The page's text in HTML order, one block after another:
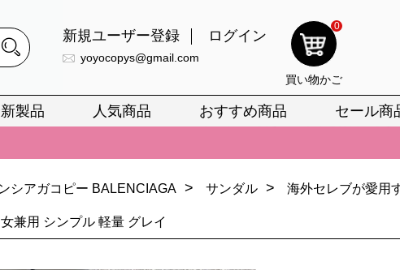
新規ユーザー登録 ログイン
yoyocopys@gmail.com
0
買い物かご
製品 人気商品 おすすめ商品 セール商
ーパーコピーのみ取扱い。最高品質の再現度を安心してお選びいただけま
作続々更新中！期間中のご注文でお得な割引をご利用いただけます。
ンスーパーコピー バッグ最新モデルが登場。上質な仕上がりをお見逃しな
ーパーコピーのみ取扱い。最高品質の再現度を安心してお選びいただけます
シアガコピー BALENCIAGA > サンダル > 海外セレブが愛用
兼用 シンプル 軽量 グレイ